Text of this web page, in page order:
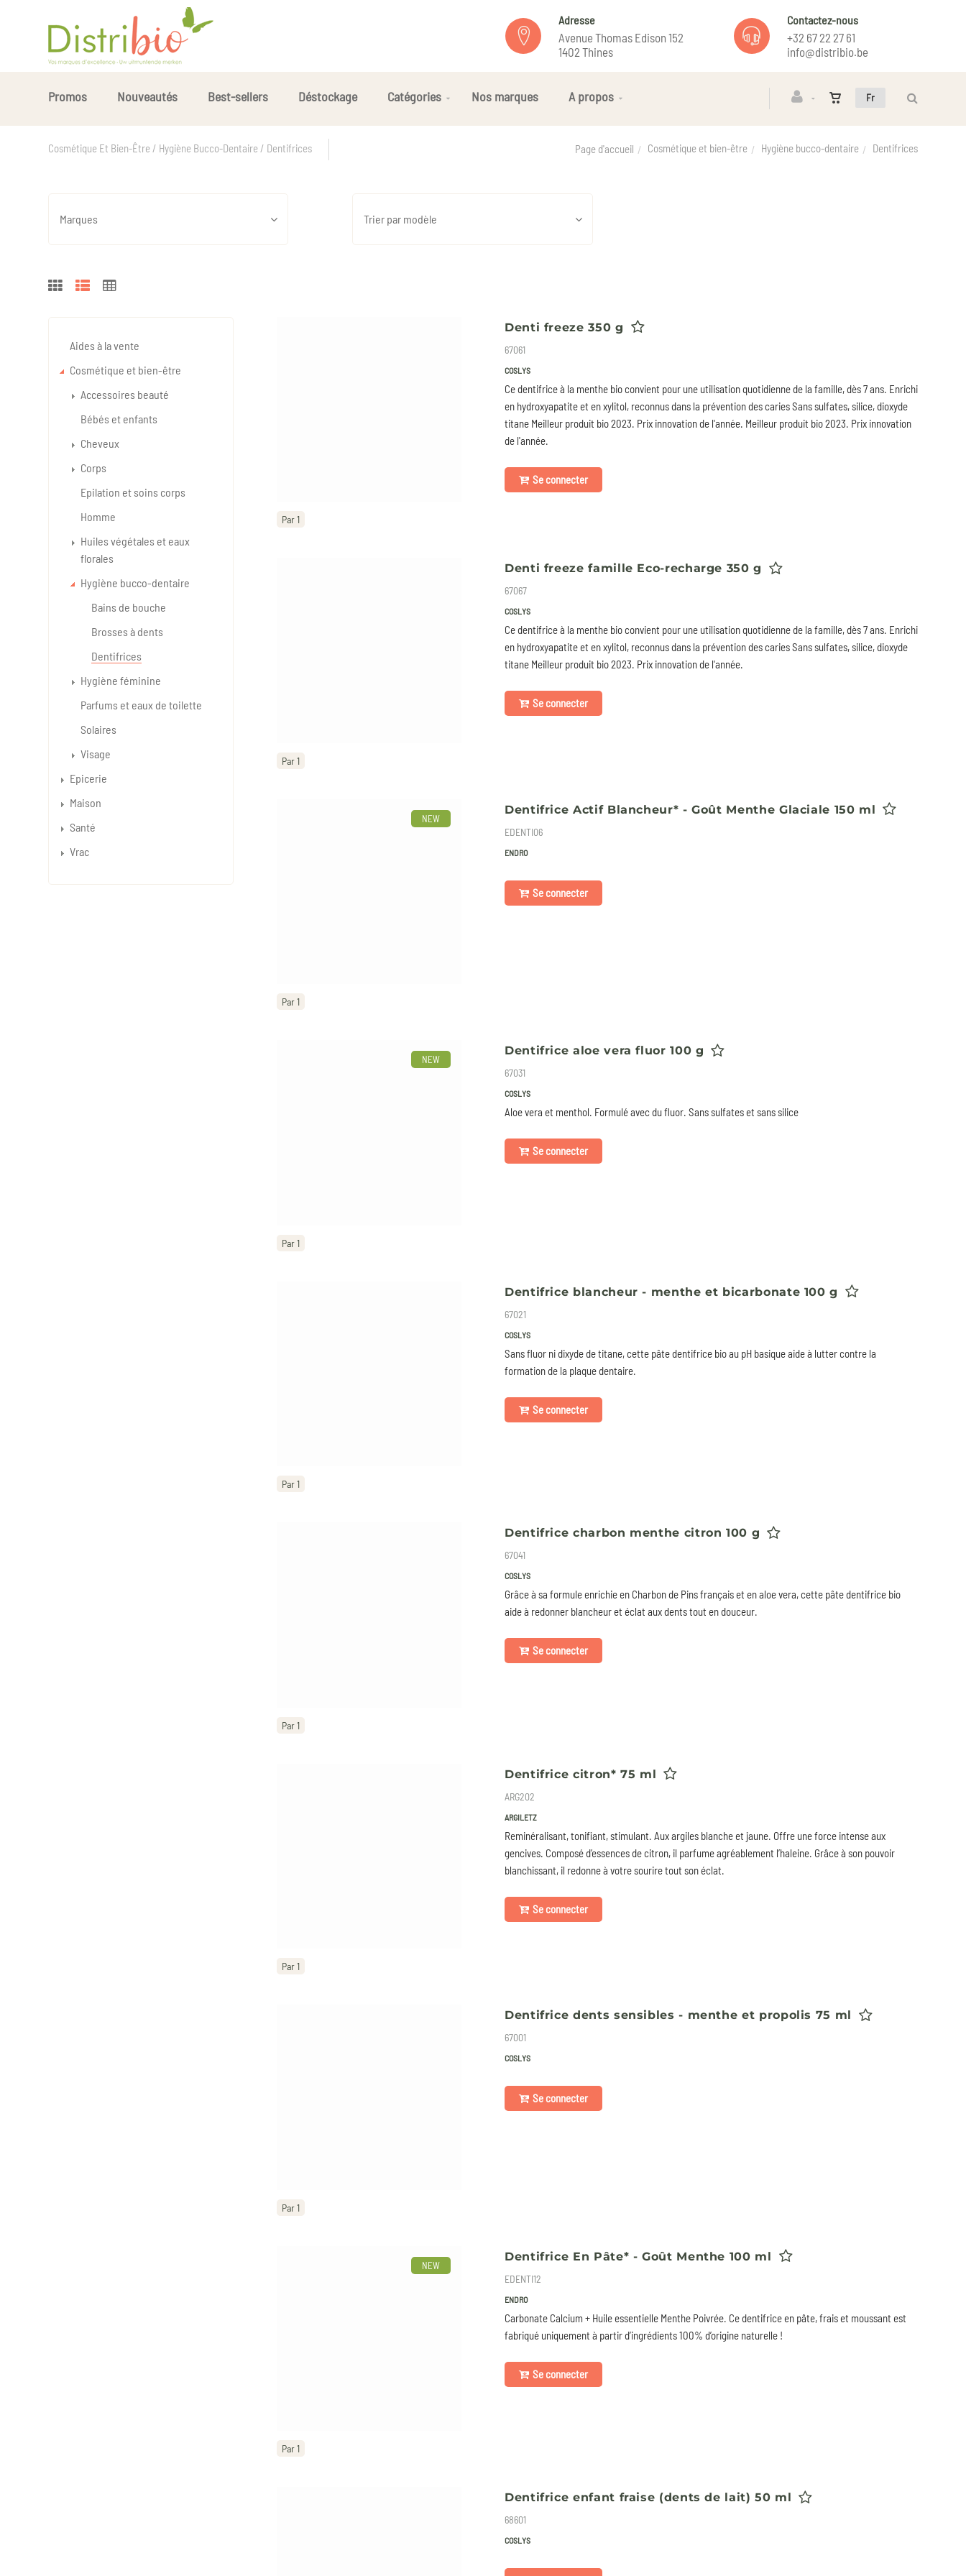
Adresse
Avenue Thomas Edison 152
1402 Thines
Contactez-nous
+32 67 22 27 61
info@distribio.be
Fr
Promos Nouveautés Best-sellers Déstockage Catégories Nos marques A propos
Cosmétique Et Bien-Être / Hygiène Bucco-Dentaire / Dentifrices Page d'accueil Cosmétique et bien-être Hygiène bucco-dentaire Dentifrices
Marques Trier par modèle
Par 1
Denti freeze 350 g
67061
COSLYS
Ce dentifrice à la menthe bio convient pour une utilisation quotidienne de la famille, dès 7 ans. Enrichi
en hydroxyapatite et en xylitol, reconnus dans la prévention des caries Sans sulfates, silice, dioxyde
titane Meilleur produit bio 2023. Prix innovation de l'année. Meilleur produit bio 2023. Prix innovation
de l'année.
Se connecter
Par 1
Denti freeze famille Eco-recharge 350 g
67067
COSLYS
Ce dentifrice à la menthe bio convient pour une utilisation quotidienne de la famille, dès 7 ans. Enrichi
en hydroxyapatite et en xylitol, reconnus dans la prévention des caries Sans sulfates, silice, dioxyde
titane Meilleur produit bio 2023. Prix innovation de l'année.
Se connecter
NEW
Par 1
Dentifrice Actif Blancheur* - Goût Menthe Glaciale 150 ml
EDENTI06
ENDRO
Se connecter
NEW
Par 1
Dentifrice aloe vera fluor 100 g
67031
COSLYS
Aloe vera et menthol. Formulé avec du fluor. Sans sulfates et sans silice
Se connecter
Par 1
Dentifrice blancheur - menthe et bicarbonate 100 g
67021
COSLYS
Sans fluor ni dixyde de titane, cette pâte dentifrice bio au pH basique aide à lutter contre la
formation de la plaque dentaire.
Se connecter
Par 1
Dentifrice charbon menthe citron 100 g
67041
COSLYS
Grâce à sa formule enrichie en Charbon de Pins français et en aloe vera, cette pâte dentifrice bio
aide à redonner blancheur et éclat aux dents tout en douceur.
Se connecter
Par 1
Dentifrice citron* 75 ml
ARG202
ARGILETZ
Reminéralisant, tonifiant, stimulant. Aux argiles blanche et jaune. Offre une force intense aux
gencives. Composé d’essences de citron, il parfume agréablement l’haleine. Grâce à son pouvoir
blanchissant, il redonne à votre sourire tout son éclat.
Se connecter
Par 1
Dentifrice dents sensibles - menthe et propolis 75 ml
67001
COSLYS
Se connecter
NEW
Par 1
Dentifrice En Pâte* - Goût Menthe 100 ml
EDENTI12
ENDRO
Carbonate Calcium + Huile essentielle Menthe Poivrée. Ce dentifrice en pâte, frais et moussant est
fabriqué uniquement à partir d’ingrédients 100% d’origine naturelle !
Se connecter
Dentifrice enfant fraise (dents de lait) 50 ml
68601
COSLYS
Aides à la vente
Cosmétique et bien-être
Accessoires beauté
Bébés et enfants
Cheveux
Corps
Epilation et soins corps
Homme
Huiles végétales et eaux
florales
Hygiène bucco-dentaire
Bains de bouche
Brosses à dents
Dentifrices
Hygiène féminine
Parfums et eaux de toilette
Solaires
Visage
Epicerie
Maison
Santé
Vrac